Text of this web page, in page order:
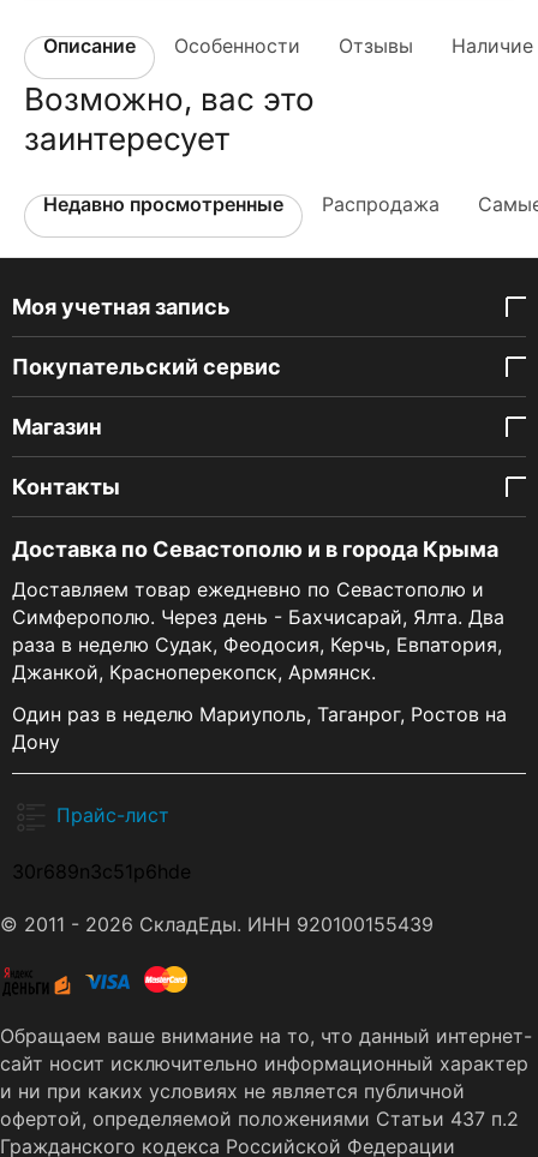
Описание Особенности Отзывы Наличие
Возможно, вас это
заинтересует
Недавно просмотренные Распродажа
Моя учетная запись
Покупательский сервис
Магазин
Контакты
Доставка по Севастополю и в города Крыма
Доставляем товар ежедневно по Севастополю и
Симферополю. Через день - Бахчисарай, Ялта. Два
раза в неделю Судак, Феодосия, Керчь, Евпатория,
Джанкой, Красноперекопск, Армянск.
Один раз в неделю Мариуполь, Таганрог, Ростов на
Дону
Прайс-лист
30r689n3c51p6hde
© 2011 - 2026 СкладЕды. ИНН 920100155439
Обращаем ваше внимание на то, что данный интернет-
сайт носит исключительно информационный характер
и ни при каких условиях не является публичной
офертой, определяемой положениями Статьи 437 п.2
Гражданского кодекса Российской Федерации